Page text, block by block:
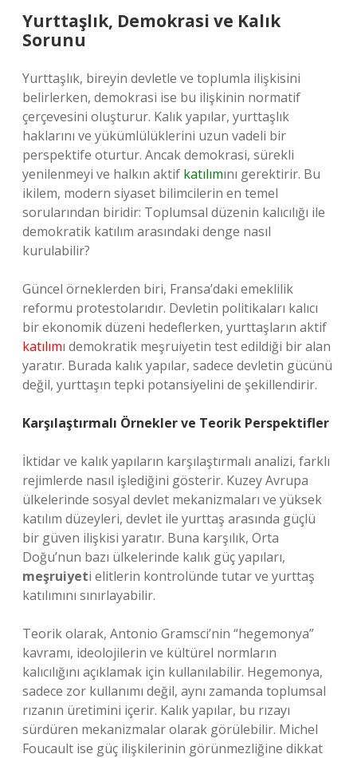
Yurttaşlık, Demokrasi ve Kalık
Sorunu
Yurttaşlık, bireyin devletle ve toplumla ilişkisini
belirlerken, demokrasi ise bu ilişkinin normatif
çerçevesini oluşturur. Kalık yapılar, yurttaşlık
haklarını ve yükümlülüklerini uzun vadeli bir
perspektife oturtur. Ancak demokrasi, sürekli
yenilenmeyi ve halkın aktif katılımını gerektirir. Bu
ikilem, modern siyaset bilimcilerin en temel
sorularından biridir: Toplumsal düzenin kalıcılığı ile
demokratik katılım arasındaki denge nasıl
kurulabilir?
Güncel örneklerden biri, Fransa’daki emeklilik
reformu protestolarıdır. Devletin politikaları kalıcı
bir ekonomik düzeni hedeflerken, yurttaşların aktif
katılımı demokratik meşruiyetin test edildiği bir alan
yaratır. Burada kalık yapılar, sadece devletin gücünü
değil, yurttaşın tepki potansiyelini de şekillendirir.
Karşılaştırmalı Örnekler ve Teorik Perspektifler
İktidar ve kalık yapıların karşılaştırmalı analizi, farklı
rejimlerde nasıl işlediğini gösterir. Kuzey Avrupa
ülkelerinde sosyal devlet mekanizmaları ve yüksek
katılım düzeyleri, devlet ile yurttaş arasında güçlü
bir güven ilişkisi yaratır. Buna karşılık, Orta
Doğu’nun bazı ülkelerinde kalık güç yapıları,
meşruiyeti elitlerin kontrolünde tutar ve yurttaş
katılımını sınırlayabilir.
Teorik olarak, Antonio Gramsci’nin “hegemonya”
kavramı, ideolojilerin ve kültürel normların
kalıcılığını açıklamak için kullanılabilir. Hegemonya,
sadece zor kullanımı değil, aynı zamanda toplumsal
rızanın üretimini içerir. Kalık yapılar, bu rızayı
sürdüren mekanizmalar olarak görülebilir. Michel
Foucault ise güç ilişkilerinin görünmezliğine dikkat